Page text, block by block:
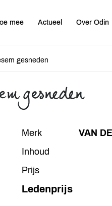
mee Actueel Over Odin
gesneden
gesneden
Merk
VAN
Inhoud
Prijs
Ledenprijs